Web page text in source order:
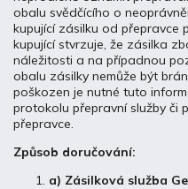
obalu svědčícího o
kupující zásilku od přepravce
kupující stvrzuje, že zásilka
náležitosti a na případnou
obalu zásilky nemůže být
poškozen je nutné tuto
protokolu přepravní služby či
přepravce.
Způsob doručování:
a) Zásilková služba